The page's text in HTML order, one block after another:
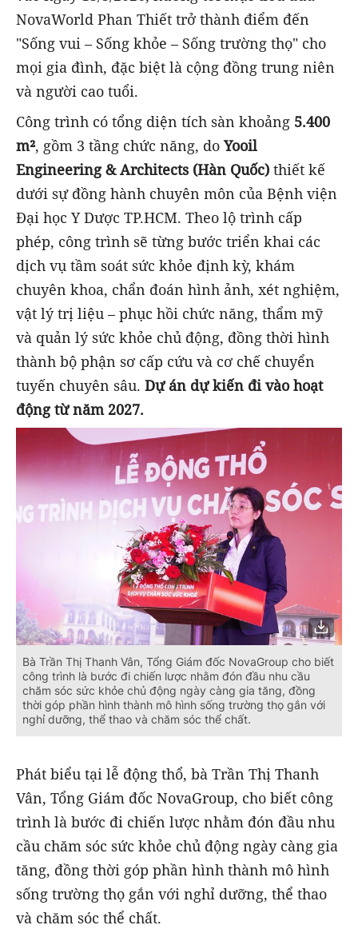
NovaWorld Phan Thiết trở thành điểm đến
"Sống vui – Sống khỏe – Sống trường thọ" cho
mọi gia đình, đặc biệt là cộng đồng trung niên
và người cao tuổi.
Công trình có tổng diện tích sàn khoảng 5.400
m², gồm 3 tầng chức năng, do Yooil
Engineering & Architects (Hàn Quốc) thiết kế
dưới sự đồng hành chuyên môn của Bệnh viện
Đại học Y Dược TP.HCM. Theo lộ trình cấp
phép, công trình sẽ từng bước triển khai các
dịch vụ tầm soát sức khỏe định kỳ, khám
chuyên khoa, chẩn đoán hình ảnh, xét nghiệm,
vật lý trị liệu – phục hồi chức năng, thẩm mỹ
và quản lý sức khỏe chủ động, đồng thời hình
thành bộ phận sơ cấp cứu và cơ chế chuyển
tuyến chuyên sâu. Dự án dự kiến đi vào hoạt
động từ năm 2027.
Bà Trần Thị Thanh Vân, Tổng Giám đốc NovaGroup cho biết
công trình là bước đi chiến lược nhằm đón đầu nhu cầu
chăm sóc sức khỏe chủ động ngày càng gia tăng, đồng
thời góp phần hình thành mô hình sống trường thọ gắn với
nghỉ dưỡng, thể thao và chăm sóc thể chất.
Phát biểu tại lễ động thổ, bà Trần Thị Thanh
Vân, Tổng Giám đốc NovaGroup, cho biết công
trình là bước đi chiến lược nhằm đón đầu nhu
cầu chăm sóc sức khỏe chủ động ngày càng gia
tăng, đồng thời góp phần hình thành mô hình
sống trường thọ gắn với nghỉ dưỡng, thể thao
và chăm sóc thể chất.